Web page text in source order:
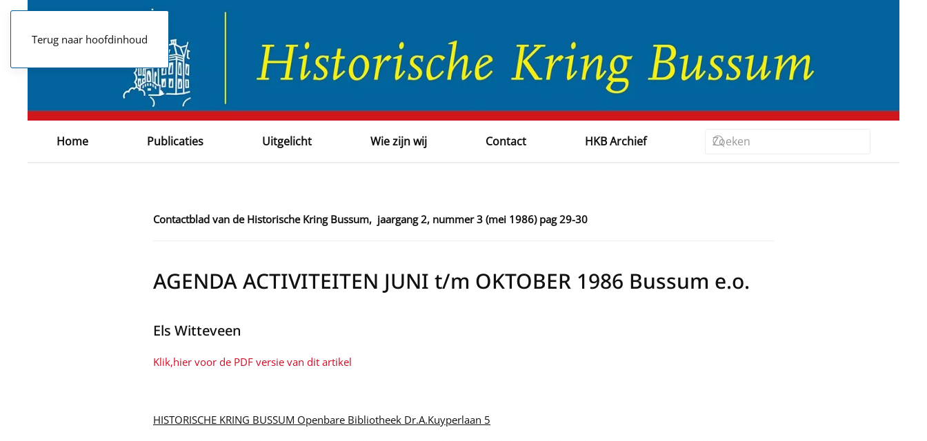
Terug naar hoofdinhoud
Home Publicaties Uitgelicht Wie zijn wij Contact HKB Archief
Contactblad van de Historische Kring Bussum, jaargang 2, nummer 3 (mei 1986) pag 29-30
AGENDA ACTIVITEITEN JUNI t/m OKTOBER 1986 Bussum e.o.
Els Witteveen
Klik,hier voor de PDF versie van dit artikel
HISTORISCHE KRING BUSSUM Openbare Bibliotheek Dr.A.Kuyperlaan 5